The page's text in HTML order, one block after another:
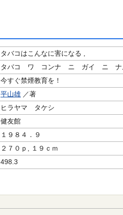
タバコはこんなに害になる ,
タバコ ワ コンナ ニ ガイ ニ ナ
今すぐ禁煙教育を！
平山雄 ／著
ヒラヤマ タケシ
健友館
１９８４．９
２７０ｐ, １９ｃｍ
498.3